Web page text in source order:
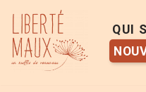
Aller
au
QUI